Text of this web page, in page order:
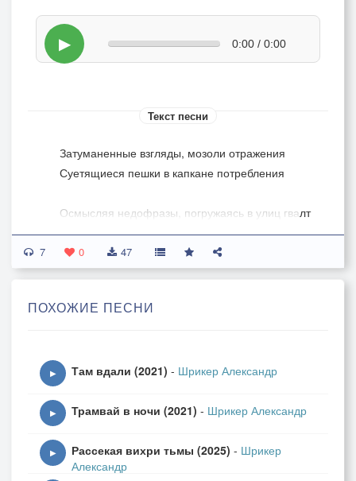
▶ 0:00 / 0:00
Текст песни
Затуманенные взгляды, мозоли отражения
Суетящиеся пешки в капкане потребления
Осмысляя недофразы, погружаясь в улиц гвалт
Прогрызай зубами стразы, мимикрируй под
стандарт
Черно-белые мнения
Отменить!!!
Подчинить!!!
7 0 47
ПОХОЖИЕ ПЕСНИ
▶ Там вдали (2021) - Шрикер Александр
▶ Трамвай в ночи (2021) - Шрикер Александр
▶ Рассекая вихри тьмы (2025) - Шрикер
Александр